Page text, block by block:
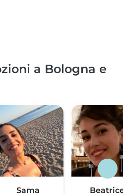
a Bologna e
Sama